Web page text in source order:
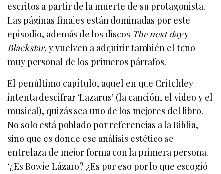
escritos a partir de la muerte de su protagonista.
Las páginas finales están dominadas por este
episodio, además de los discos The next dayy
Blackstar, y vuelven a adquirir también el tono
muy personal de los primeros párrafos.
El penúltimo capítulo, aquel en que Critchley
intenta descifrar ‘Lazarus’ (la canción, el video y el
musical), quizás sea uno de los mejores del libro.
No solo está poblado por referencias a la Biblia,
sino que es donde ese análisis estético se
entrelaza de mejor forma con la primera persona.
‘¿Es Bowie Lázaro? ¿Es por eso por lo que escogió